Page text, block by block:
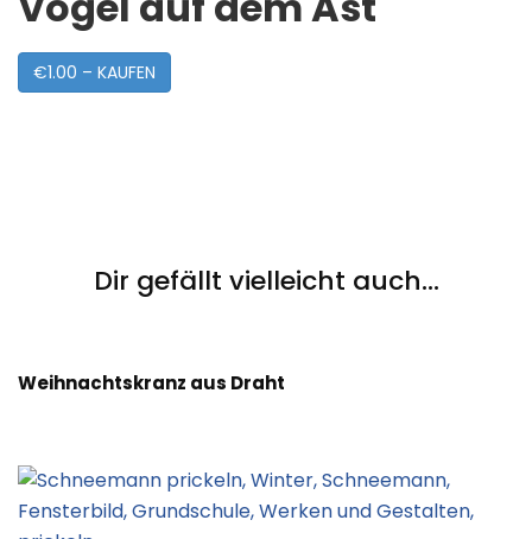
€1.00 – KAUFEN
Dir gefällt vielleicht auch...
Weihnachtskranz aus Draht